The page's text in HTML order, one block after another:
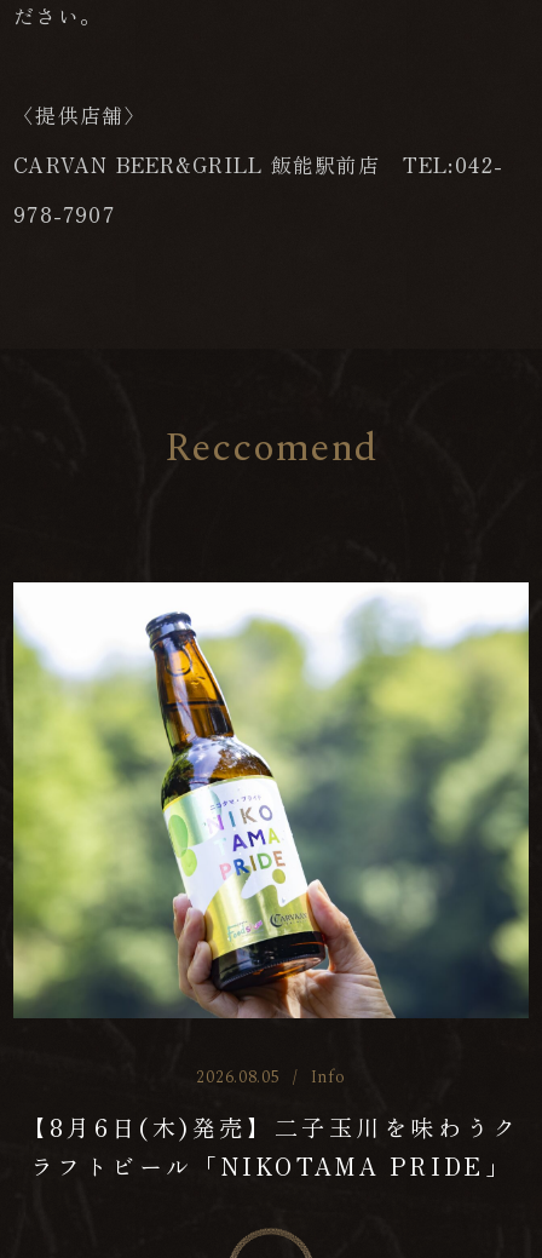
ださい。
〈提供店舗〉
CARVAN BEER&GRILL 飯能駅前店 TEL:042-
978-7907
Reccomend
2026.08.05 / Info
【8月6日(木)発売】二子玉川を味わうク
ラフトビール「NIKOTAMA PRIDE」